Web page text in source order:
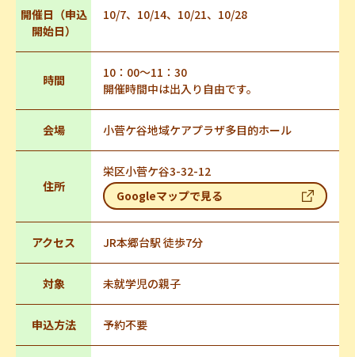
開催日（申込
開始日）
10/7、10/14、10/21、10/28
時間
10：00～11：30
開催時間中は出入り自由です。
会場 小菅ケ谷地域ケアプラザ多目的ホール
住所
栄区小菅ケ谷3-32-12
Googleマップで見る
アクセス JR本郷台駅 徒歩7分
対象 未就学児の親子
申込方法 予約不要